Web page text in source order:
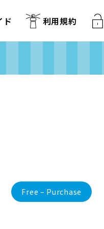
ド 利用規約
Free – Purchase